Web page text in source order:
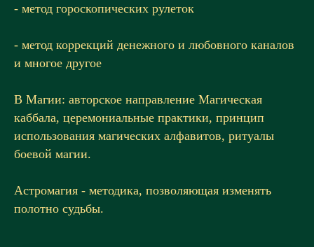
- метод гороскопических рулеток
- метод коррекций денежного и любовного каналов
и многое другое
В Магии: авторское направление Магическая
каббала, церемониальные практики, принцип
использования магических алфавитов, ритуалы
боевой магии.
Астромагия - методика, позволяющая изменять
полотно судьбы.